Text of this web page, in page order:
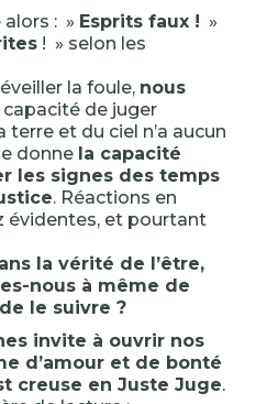
alors : » Esprits faux ! »
! » selon les
la foule, nous
capacité de juger
terre et du ciel n’a aucun
donne la capacité
les signes des temps
. Réactions en
évidentes, et pourtant
la vérité de l’être,
nous à même de
le suivre ?
invite à ouvrir nos
d’amour et de bonté
creuse en Juste Juge.